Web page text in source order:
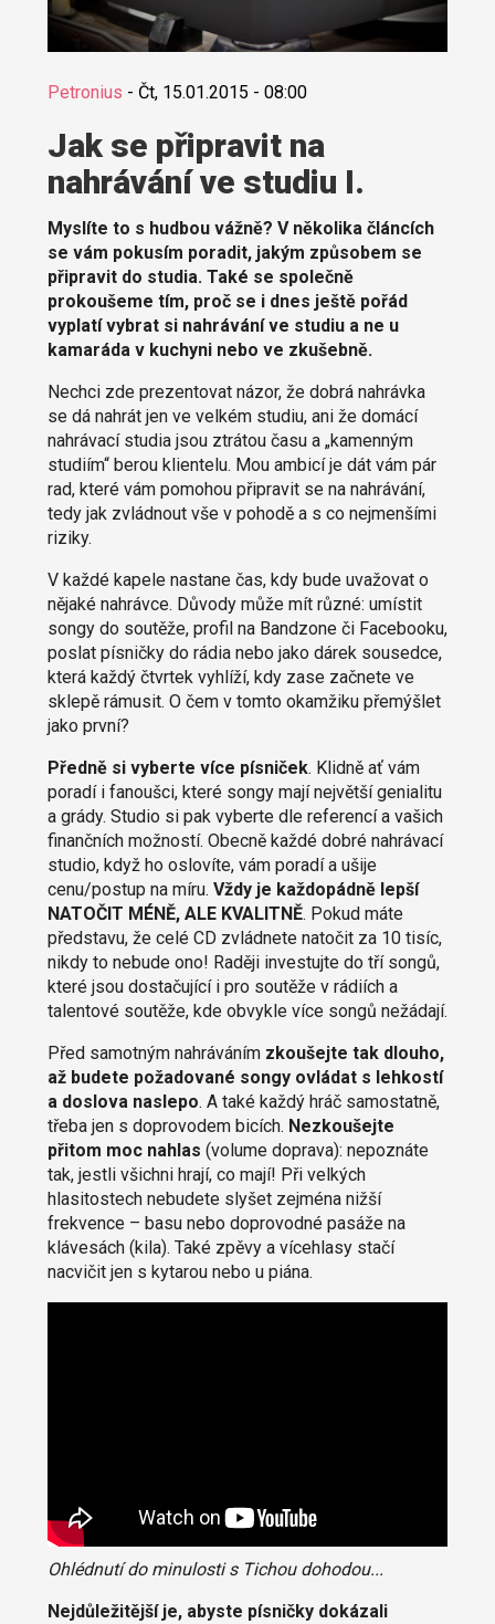
Petronius - Čt, 15.01.2015 - 08:00
Jak se připravit na
nahrávání ve studiu I.
Myslíte to s hudbou vážně? V několika článcích
se vám pokusím poradit, jakým způsobem se
připravit do studia. Také se společně
prokoušeme tím, proč se i dnes ještě pořád
vyplatí vybrat si nahrávání ve studiu a ne u
kamaráda v kuchyni nebo ve zkušebně.
Nechci zde prezentovat názor, že dobrá nahrávka
se dá nahrát jen ve velkém studiu, ani že domácí
nahrávací studia jsou ztrátou času a „kamenným
studiím“ berou klientelu. Mou ambicí je dát vám pár
rad, které vám pomohou připravit se na nahrávání,
tedy jak zvládnout vše v pohodě a s co nejmenšími
riziky.
V každé kapele nastane čas, kdy bude uvažovat o
nějaké nahrávce. Důvody může mít různé: umístit
songy do soutěže, profil na Bandzone či Facebooku,
poslat písničky do rádia nebo jako dárek sousedce,
která každý čtvrtek vyhlíží, kdy zase začnete ve
sklepě rámusit. O čem v tomto okamžiku přemýšlet
jako první?
Předně si vyberte více písniček. Klidně ať vám
poradí i fanoušci, které songy mají největší genialitu
a grády. Studio si pak vyberte dle referencí a vašich
finančních možností. Obecně každé dobré nahrávací
studio, když ho oslovíte, vám poradí a ušije
cenu/postup na míru. Vždy je každopádně lepší
NATOČIT MÉNĚ, ALE KVALITNĚ. Pokud máte
představu, že celé CD zvládnete natočit za 10 tisíc,
nikdy to nebude ono! Raději investujte do tří songů,
které jsou dostačující i pro soutěže v rádiích a
talentové soutěže, kde obvykle více songů nežádají.
Před samotným nahráváním zkoušejte tak dlouho,
až budete požadované songy ovládat s lehkostí
a doslova naslepo. A také každý hráč samostatně,
třeba jen s doprovodem bicích. Nezkoušejte
přitom moc nahlas (volume doprava): nepoznáte
tak, jestli všichni hrají, co mají! Při velkých
hlasitostech nebudete slyšet zejména nižší
frekvence – basu nebo doprovodné pasáže na
klávesách (kila). Také zpěvy a vícehlasy stačí
nacvičit jen s kytarou nebo u piána.
Ohlédnutí do minulosti s Tichou dohodou...
Nejdůležitější je, abyste písničky dokázali